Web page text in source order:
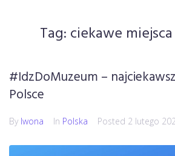
Tag: ciekawe
#IdzDoMuzeum –
Polsce
By Iwona In Polska Posted 2 lutego